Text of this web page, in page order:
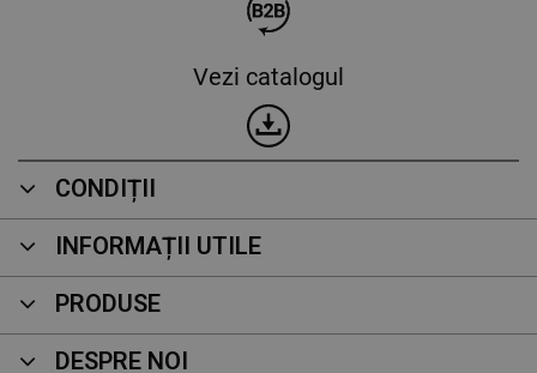
Vezi catalogul
CONDIȚII
INFORMAȚII UTILE
PRODUSE
DESPRE NOI